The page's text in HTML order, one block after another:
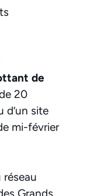
de
20
d’un site
mi-février
réseau
Grands